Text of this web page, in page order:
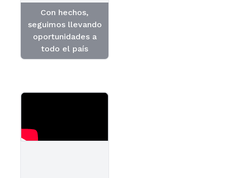
Con hechos,
seguimos llevando
oportunidades a
todo el país